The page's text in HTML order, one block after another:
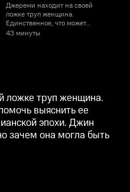
Джереми находит на своей
ложке труп женщина.
Единственное, что может
помочь выяснить ее личность -
43 минуты
ложке труп женщина.
выяснить ее
эпохи. Джин
зачем она могла быть